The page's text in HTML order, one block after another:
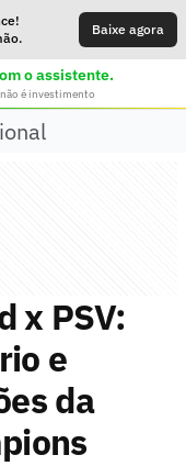
Baixe agora
o assistente.
é investimento
x PSV:
e
da